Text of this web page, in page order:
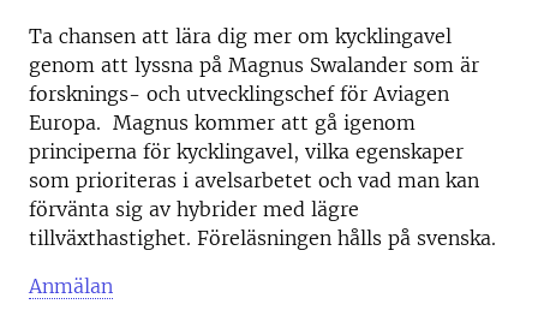
Ta chansen att lära dig mer om kycklingavel
genom att lyssna på Magnus Swalander som är
forsknings- och utvecklingschef för Aviagen
Europa. Magnus kommer att gå igenom
principerna för kycklingavel, vilka egenskaper
som prioriteras i avelsarbetet och vad man kan
förvänta sig av hybrider med lägre
tillväxthastighet. Föreläsningen hålls på svenska.
Anmälan